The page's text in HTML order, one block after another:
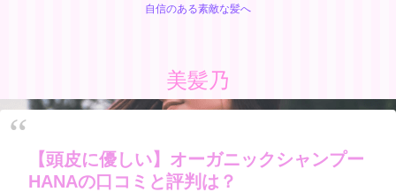
自信のある素敵な髪へ
美髪乃
【頭皮に優しい】オーガニックシャンプー
HANAの口コミと評判は？